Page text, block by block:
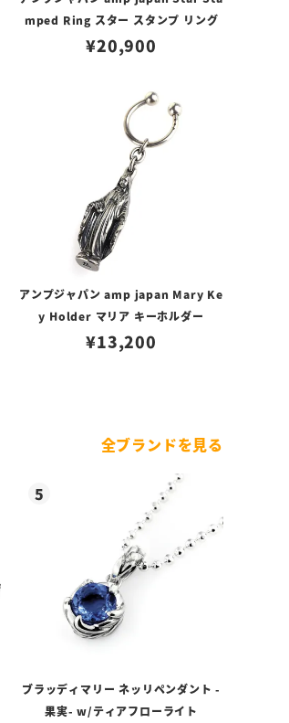
mped Ring スター スタンプ リング
¥20,900
アンプジャパン amp japan Mary Ke
y Holder マリア キーホルダー
¥13,200
全ブランドを見る
ブラッディマリー ネッリペンダント -
果実- w/ティアフローライト